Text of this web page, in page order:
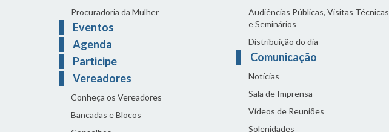
Procuradoria da Mulher
Eventos
Agenda
Participe
Vereadores
Conheça os Vereadores
Bancadas e Blocos
Audiências Públicas, Visitas Técnicas
e Seminários
Distribuição do dia
Comunicação
Notícias
Sala de Imprensa
Vídeos de Reuniões
Solenidades